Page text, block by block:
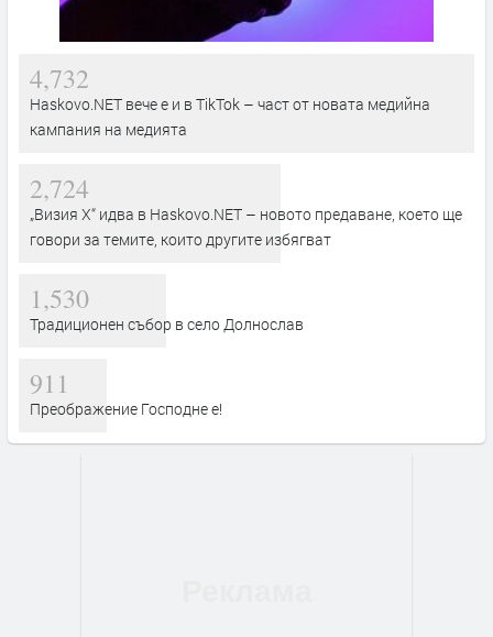
4,732
Haskovo.NET вече е и в TikTok – част от новата медийна
кампания на медията
2,724
„Визия Х“ идва в Haskovo.NET – новото предаване, което ще
говори за темите, които другите избягват
1,530
Традиционен събор в село Долнослав
911
Преображение Господне е!